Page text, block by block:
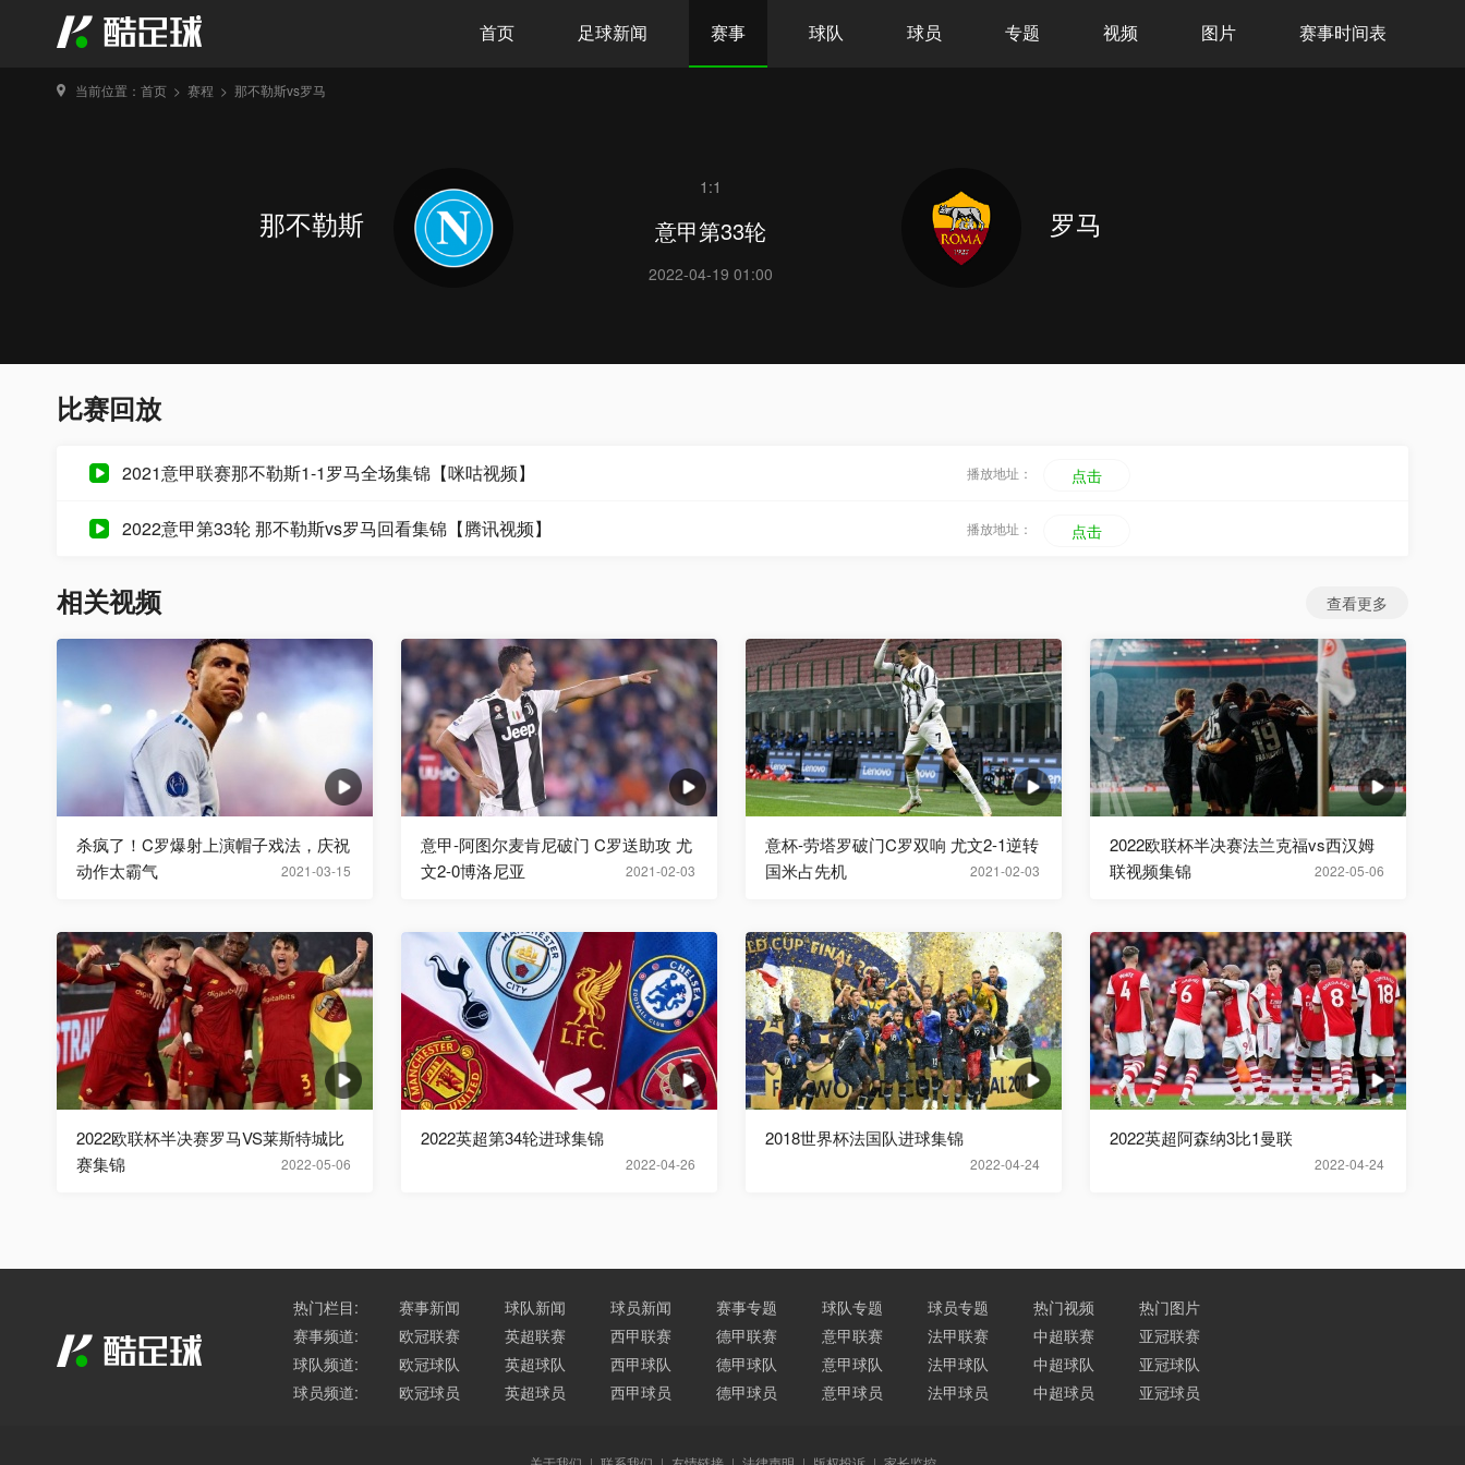
首页 足球新闻 赛事 球队 球员 专题 视频 图片 赛事时间表
当前位置： 首页 > 赛程 > 那不勒斯vs罗马
那不勒斯
1:1
意甲第33轮
2022-04-19 01:00
罗马
比赛回放
2021意甲联赛那不勒斯1-1罗马全场集锦【咪咕视频】 播放地址： 点击
2022意甲第33轮 那不勒斯vs罗马回看集锦【腾讯视频】 播放地址： 点击
相关视频 查看更多
2021-03-15
杀疯了！C罗爆射上演帽子戏法，庆祝
动作太霸气
2021-02-03
意甲-阿图尔麦肯尼破门 C罗送助攻 尤
文2-0博洛尼亚
2021-02-03
意杯-劳塔罗破门C罗双响 尤文2-1逆转
国米占先机
2022-05-06
2022欧联杯半决赛法兰克福vs西汉姆
联视频集锦
2022-05-06
2022欧联杯半决赛罗马VS莱斯特城比
赛集锦
2022-04-26
2022英超第34轮进球集锦
2022-04-24
2018世界杯法国队进球集锦
2022-04-24
2022英超阿森纳3比1曼联
热门栏目: 赛事新闻 球队新闻 球员新闻 赛事专题 球队专题 球员专题 热门视频
热门图片
赛事频道:
欧冠联赛 英超联赛 西甲联赛 德甲联赛 意甲联赛 法甲联赛 中超联赛
亚冠联赛
球队频道:
欧冠球队 英超球队 西甲球队 德甲球队 意甲球队 法甲球队 中超球队
亚冠球队
球员频道:
欧冠球员 英超球员 西甲球员 德甲球员 意甲球员 法甲球员 中超球员 亚冠球员